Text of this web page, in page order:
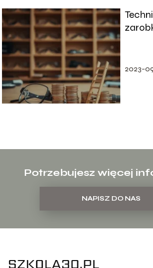
2023-
Potrzebujesz więcej
NAPISZ DO NAS